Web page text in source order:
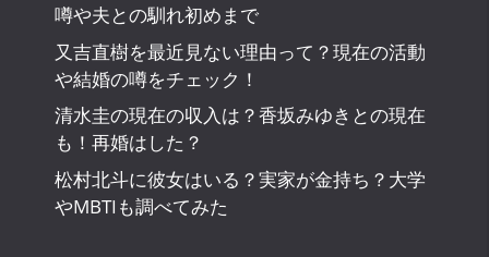
噂や夫との馴れ初めまで
又吉直樹を最近見ない理由って？現在の活動
や結婚の噂をチェック！
清水圭の現在の収入は？香坂みゆきとの現在
も！再婚はした？
松村北斗に彼女はいる？実家が金持ち？大学
やMBTIも調べてみた